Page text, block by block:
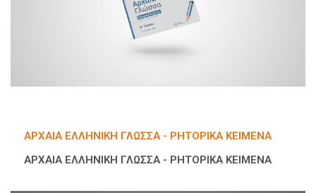
ΑΡΧΑΊΑ ΕΛΛΗΝΙΚΉ ΓΛΏΣΣΑ - ΡΗΤΟΡΙΚΆ ΚΕΊΜΕΝΑ
ΑΡΧΑΊΑ ΕΛΛΗΝΙΚΉ ΓΛΏΣΣΑ - ΡΗΤΟΡΙΚΆ ΚΕΊΜΕΝΑ